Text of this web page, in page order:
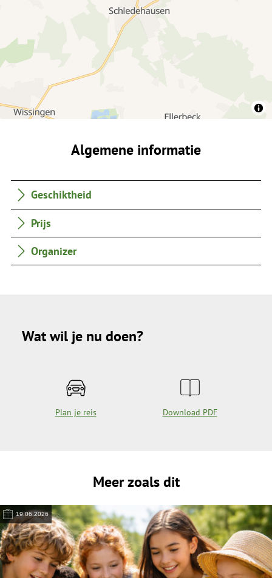
Algemene informatie
Geschiktheid
Prijs
Organizer
Wat wil je nu doen?
Plan je reis Download PDF
Meer zoals dit
19.06.2026